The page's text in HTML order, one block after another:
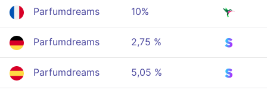
Parfumdreams 10%
Parfumdreams 2,75 %
Parfumdreams 5,05 %